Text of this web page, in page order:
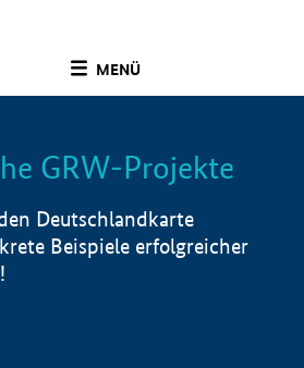
MENÜ
Info
GRW-Projekte
Deutschlandkarte
Beispiele erfolgreicher